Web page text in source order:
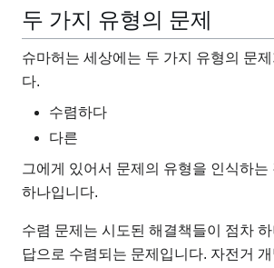
두 가지 유형의 문제
슈마허는 세상에는 두 가지 유형의 문
다.
수렴하다
다른
그에게 있어서 문제의 유형을 인식하는
하나입니다.
수렴 문제는 시도된 해결책들이 점차
답으로 수렴되는 문제입니다. 자전거